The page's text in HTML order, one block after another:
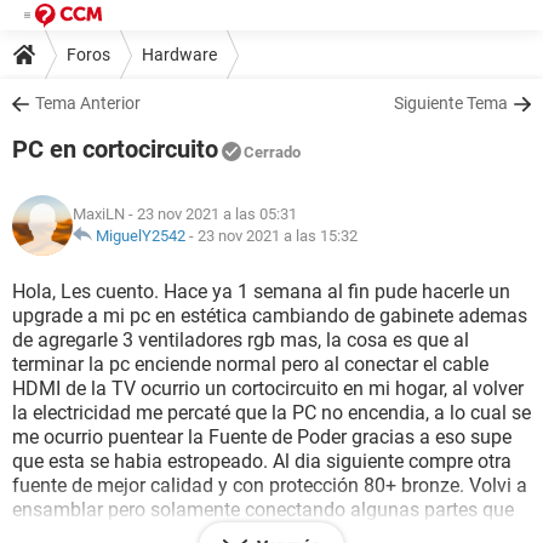
Foros Hardware
Tema Anterior Siguiente Tema
PC en cortocircuito Cerrado
MaxiLN - 23 nov 2021 a las 05:31
MiguelY2542 - 23 nov 2021 a las 15:32
Hola, Les cuento. Hace ya 1 semana al fin pude hacerle un
upgrade a mi pc en estética cambiando de gabinete ademas
de agregarle 3 ventiladores rgb mas, la cosa es que al
terminar la pc enciende normal pero al conectar el cable
HDMI de la TV ocurrio un cortocircuito en mi hogar, al volver
la electricidad me percaté que la PC no encendia, a lo cual se
me ocurrio puentear la Fuente de Poder gracias a eso supe
que esta se habia estropeado. Al dia siguiente compre otra
fuente de mejor calidad y con protección 80+ bronze. Volvi a
ensamblar pero solamente conectando algunas partes que
fueron (Cable 20+4 - El cable de la grafica - y el cable de